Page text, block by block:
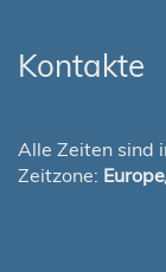
Kontakte
Alle Zeiten sind
Zeitzone: